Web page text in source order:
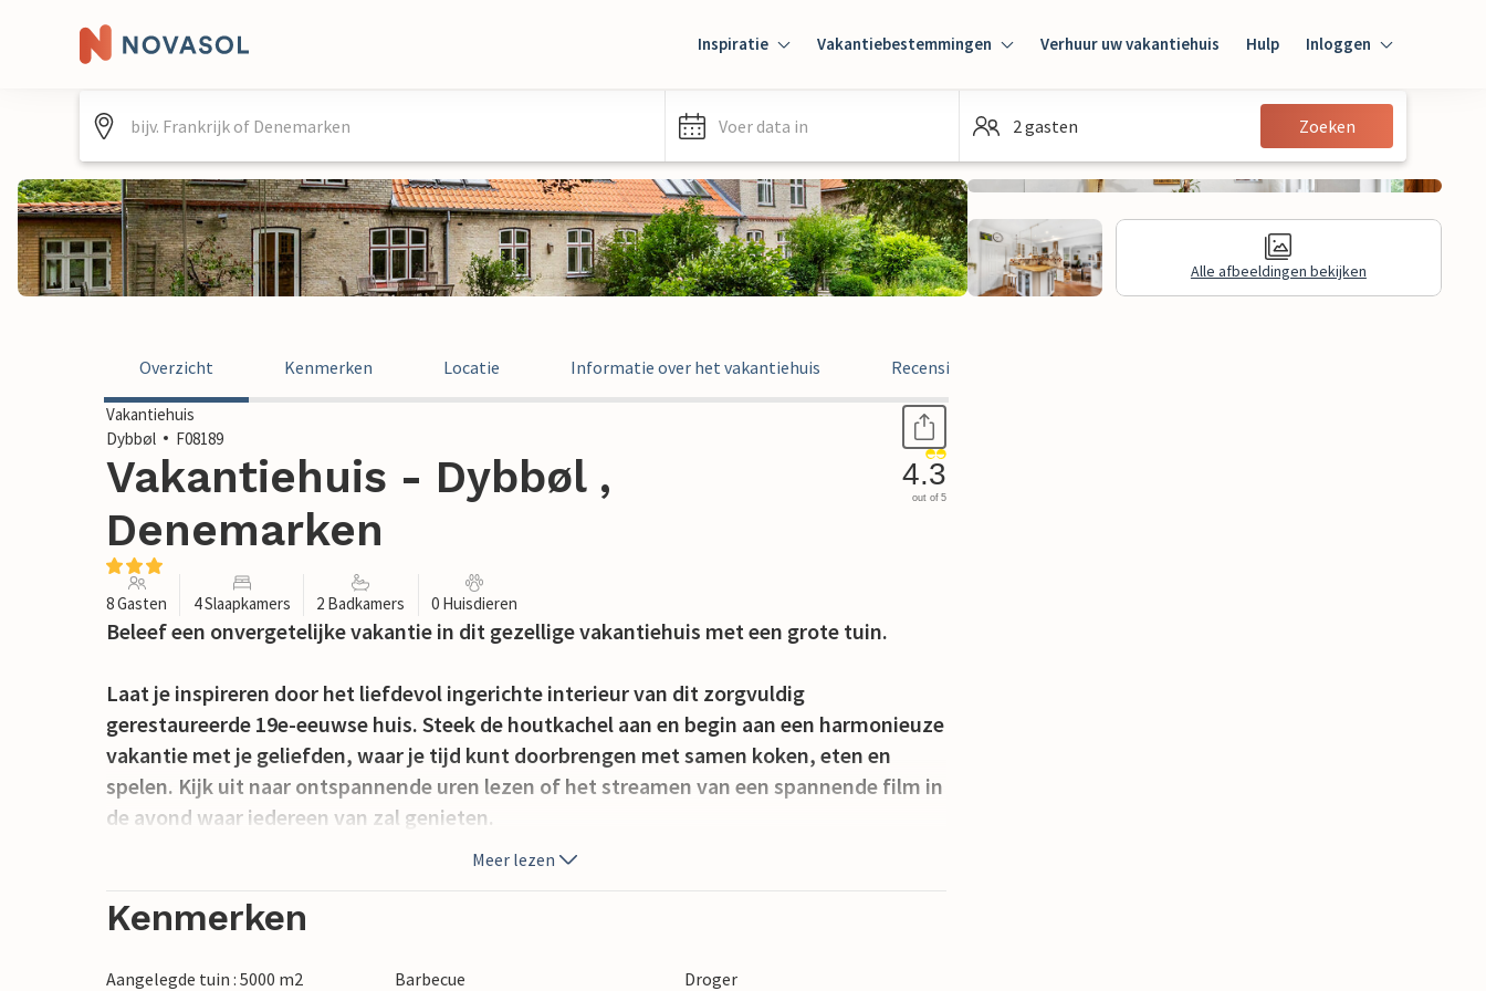
Inspiratie Vakantiebestemmingen Verhuur uw vakantiehuis Hulp Inloggen
Inloggen
Gast
Voer data in 2 gasten Zoeken
Alle afbeeldingen bekijken
Overzicht Kenmerken Locatie Informatie over het vakantiehuis Recensies
Vakantiehuis
Dybbøl
F08189
Vakantiehuis - Dybbøl ,
Denemarken
4.3
out of 5
8 Gasten 4 Slaapkamers 2 Badkamers 0 Huisdieren
Beleef een onvergetelijke vakantie in dit gezellige vakantiehuis met een grote tuin.
Laat je inspireren door het liefdevol ingerichte interieur van dit zorgvuldig
gerestaureerde 19e-eeuwse huis. Steek de houtkachel aan en begin aan een harmonieuze
vakantie met je geliefden, waar je tijd kunt doorbrengen met samen koken, eten en
spelen. Kijk uit naar ontspannende uren lezen of het streamen van een spannende film in
de avond waar iedereen van zal genieten.
de schaduw. Serveer het ontbijt in het groen, laat je kinderen een picknick organiseren en
buitenlucht.
Meer lezen
Kenmerken
Aangelegde tuin : 5000 m2 Barbecue
Droger